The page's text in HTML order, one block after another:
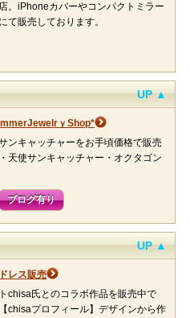
。iPhoneカバーやコンパクトミラー
て販売しております。
UP ▲
ｙShop*
ンキャッチャーをお手頃価格で販売
天使サンキャッチャー・オクタゴン
ブログ有り
UP ▲
レス販売
chisa氏とのコラボ作品を販売中で
chisaプロフィール】デザインから作